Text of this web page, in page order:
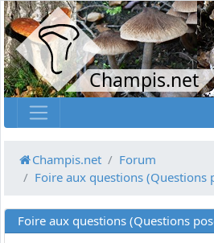
Champis.net
Champis.net
Forum
Foire aux questions (Questions
Foire aux questions (Questions